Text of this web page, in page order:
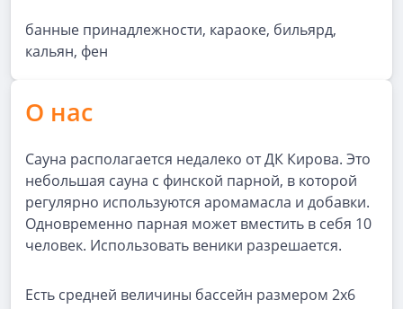
банные принадлежности, караоке, бильярд,
кальян, фен
О нас
Сауна располагается недалеко от ДК Кирова. Это
небольшая сауна с финской парной, в которой
регулярно используются аромамасла и добавки.
Одновременно парная может вместить в себя 10
человек. Использовать веники разрешается.
Есть средней величины бассейн размером 2х6